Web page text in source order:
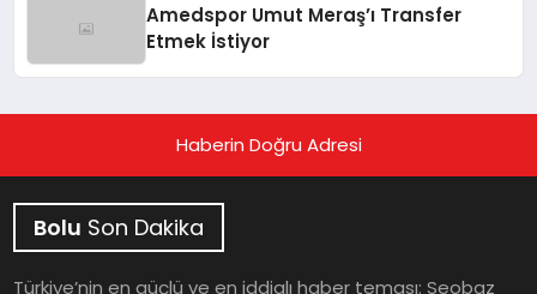
Amedspor Umut Meraş’ı Transfer
Etmek İstiyor
Haberin Doğru Adresi
Bolu Son Dakika
Türkiye’nin en güçlü ve en iddialı haber teması: Seobaz